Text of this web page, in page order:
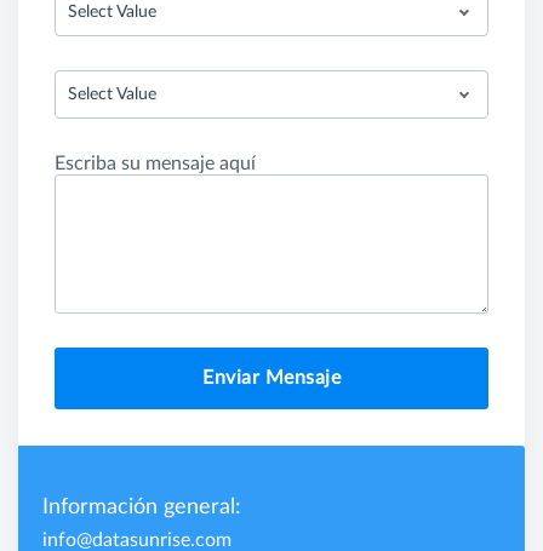
Select Value
Select Value
Escriba su mensaje aquí
Enviar Mensaje
Información general:
info@datasunrise.com